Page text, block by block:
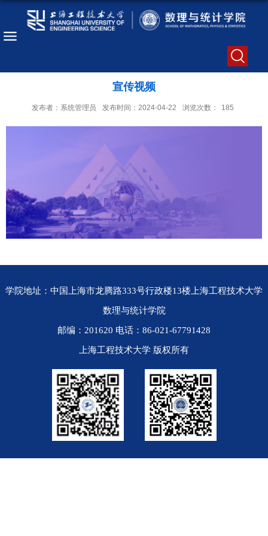
宣传视频
发布者：系统管理员 发布时间：2024-04-22 浏览次数： 185
学院地址：中国上海市龙腾路333号行政楼13楼上海工程技术大学
数理与统计学院
邮编：201620 电话：86-021-67791428
上海工程技术大学 版权所有